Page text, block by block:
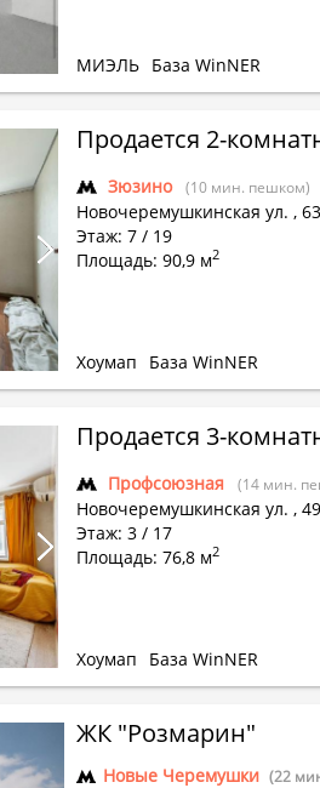
МИЭЛЬ База WinNER
Продается 2-
Зюзино (10 мин. пешком)
Новочеремушкинская ул. ,
Этаж: 7 / 19
Площадь: 90,9 м2
Хоумап База WinNER
Продается 3-
Профсоюзная (14 мин.
Новочеремушкинская ул. , 49
Этаж: 3 / 17
Площадь: 76,8 м2
Хоумап База WinNER
ЖК "Розмарин"
Новые Черемушки (22